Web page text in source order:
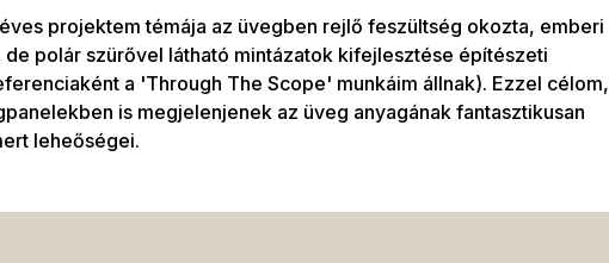
projektem témája az üvegben rejlő feszültség okozta, emberi
de polár szürővel látható mintázatok kifejlesztése építészeti
a 'Through The Scope' munkáim állnak). Ezzel célom,
is megjelenjenek az üveg anyagának fantasztikusan
leheőségei.